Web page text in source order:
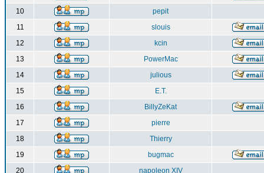
10
pepit
11
slouis
12
kcin
13
PowerMac
14
julious
15
E.T.
16
BillyZeKat
17
pierre
18
Thierry
19
bugmac
20
napoleon XIV